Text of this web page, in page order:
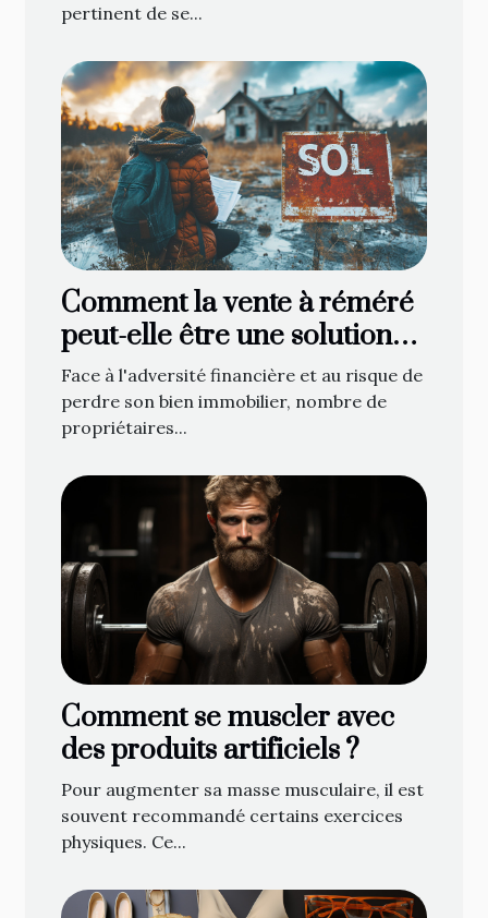
pertinent de se...
Comment la vente à réméré
peut-elle être une solution
face à la saisie immobilière ?
Face à l'adversité financière et au risque de
perdre son bien immobilier, nombre de
propriétaires...
Comment se muscler avec
des produits artificiels ?
Pour augmenter sa masse musculaire, il est
souvent recommandé certains exercices
physiques. Ce...